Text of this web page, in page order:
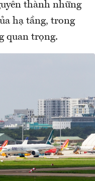
thành những
hạ tầng, trong
quan trọng.